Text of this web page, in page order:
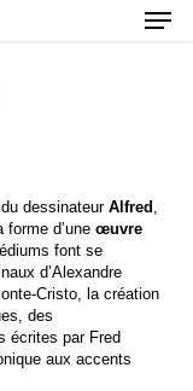
dessinateur Alfred
d’une œuvre
font se
d’Alexandre
Cristo, la création
des
écrites par Fred
aux accents